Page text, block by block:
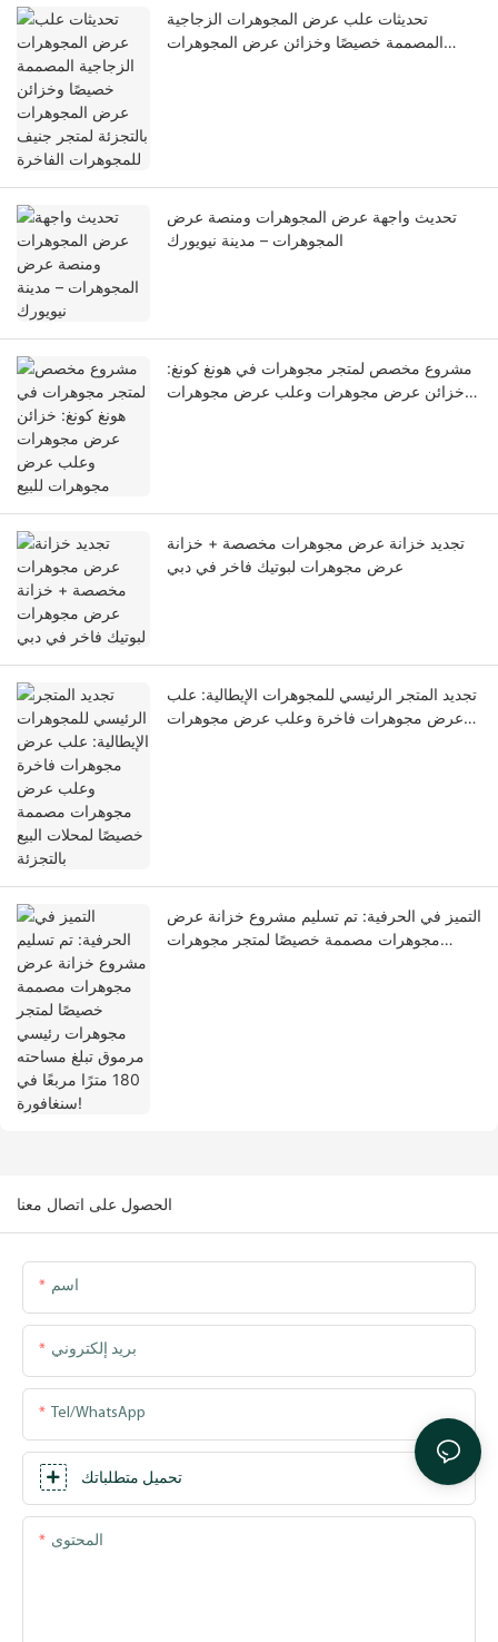
تحديثات علب عرض المجوهرات الزجاجية
المصممة خصيصًا وخزائن عرض المجوهرات
تحديث واجهة عرض المجوهرات ومنصة عرض
المجوهرات – مدينة نيويورك
مشروع مخصص لمتجر مجوهرات في هونغ كونغ:
خزائن عرض مجوهرات وعلب عرض مجوهرات
تجديد خزانة عرض مجوهرات مخصصة + خزانة
عرض مجوهرات لبوتيك فاخر في دبي
تجديد المتجر الرئيسي للمجوهرات الإيطالية: علب
عرض مجوهرات فاخرة وعلب عرض مجوهرات
التميز في الحرفية: تم تسليم مشروع خزانة عرض
مجوهرات مصممة خصيصًا لمتجر مجوهرات
الحصول على اتصال معنا
اسم
بريد إلكتروني
Tel/WhatsApp
تحميل متطلباتك
المحتوى